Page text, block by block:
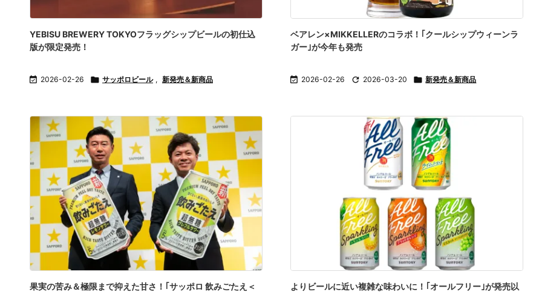
YEBISU BREWERY TOKYOフラッグシップビールの初仕込
版が限定発売！
 2026-02-26  サッポロビール , 新発売＆新商品
ベアレン×MIKKELLERのコラボ！｢クールシップウィーンラ
ガー｣が今年も発売
 2026-02-26  2026-03-20  新発売＆新商品
果実の苦み＆極限まで抑えた甘さ！｢サッポロ 飲みごたえ＜
よりビールに近い複雑な味わいに！｢オールフリー｣が発売以